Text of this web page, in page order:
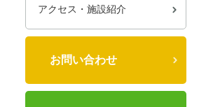
アクセス・施設紹介
お問い合わせ